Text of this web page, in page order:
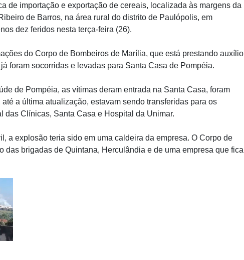
de importação e exportação de cereais, localizada às margens da
de Barros, na área rural do distrito de Paulópolis, em
dez feridos nesta terça-feira (26).
do Corpo de Bombeiros de Marília, que está prestando auxílio
foram socorridas e levadas para Santa Casa de Pompéia.
de Pompéia, as vítimas deram entrada na Santa Casa, foram
a última atualização, estavam sendo transferidas para os
das Clínicas, Santa Casa e Hospital da Unimar.
a explosão teria sido em uma caldeira da empresa. O Corpo de
das brigadas de Quintana, Herculândia e de uma empresa que fica